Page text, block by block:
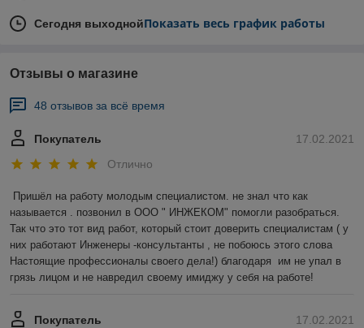
Сегодня выходнойПоказать весь график работы
Отзывы о магазине
48 отзывов за всё время
17.02.2021
Покупатель
Отлично
Пришёл на работу молодым специалистом. не знал что как
называется . позвонил в ООО " ИНЖЕКОМ" помогли разобраться.
Так что это тот вид работ, который стоит доверить специалистам ( у
них работают Инженеры -консультанты , не побоюсь этого слова
Настоящие профессионалы своего дела!) благодаря  им не упал в
грязь лицом и не навредил своему имиджу у себя на работе!
17.02.2021
Покупатель